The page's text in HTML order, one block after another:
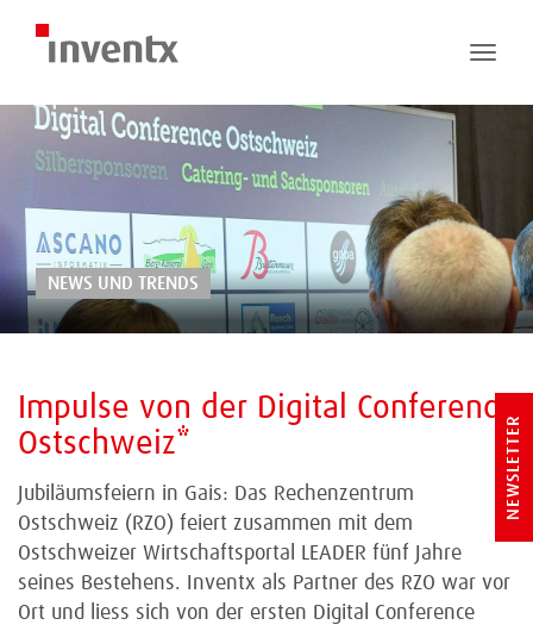
Toggle
NEWS UND TRENDS
Impulse von der Digital Conference
Ostschweiz*
Jubiläumsfeiern in Gais: Das Rechenzentrum
Ostschweiz (RZO) feiert zusammen mit dem
Ostschweizer Wirtschaftsportal LEADER fünf Jahre
seines Bestehens. Inventx als Partner des RZO war vor
Ort und liess sich von der ersten Digital Conference
NEWSLETTER